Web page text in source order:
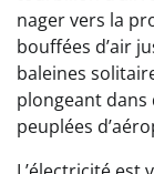
nager vers la
bouffées d’air
baleines
plongeant
peuplées